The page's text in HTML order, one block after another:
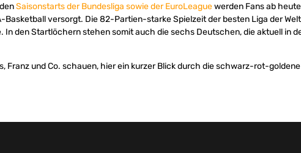
Saisonstarts der Bundesliga sowie der EuroLeaguewerden Fans ab
Basketball versorgt. Die 82-Partien-starke Spielzeit der besten Liga der Welt
In den Startlöchern stehen somit auch die sechs Deutschen, die aktuell in
Franz und Co. schauen, hier ein kurzer Blick durch die schwarz-rot-goldene